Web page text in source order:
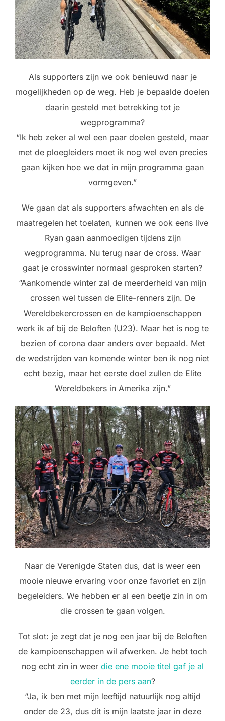
Als supporters zijn we ook benieuwd naar je
mogelijkheden op de weg. Heb je bepaalde doelen
daarin gesteld met betrekking tot je
wegprogramma?
“Ik heb zeker al wel een paar doelen gesteld, maar
met de ploegleiders moet ik nog wel even precies
gaan kijken hoe we dat in mijn programma gaan
vormgeven.”
We gaan dat als supporters afwachten en als de
maatregelen het toelaten, kunnen we ook eens live
Ryan gaan aanmoedigen tijdens zijn
wegprogramma. Nu terug naar de cross. Waar
gaat je crosswinter normaal gesproken starten?
“Aankomende winter zal de meerderheid van mijn
crossen wel tussen de Elite-renners zijn. De
Wereldbekercrossen en de kampioenschappen
werk ik af bij de Beloften (U23). Maar het is nog te
bezien of corona daar anders over bepaald. Met
de wedstrijden van komende winter ben ik nog niet
echt bezig, maar het eerste doel zullen de Elite
Wereldbekers in Amerika zijn.”
Naar de Verenigde Staten dus, dat is weer een
mooie nieuwe ervaring voor onze favoriet en zijn
begeleiders. We hebben er al een beetje zin in om
die crossen te gaan volgen.
Tot slot: je zegt dat je nog een jaar bij de Beloften
de kampioenschappen wil afwerken. Je hebt toch
nog echt zin in weer die ene mooie titel gaf je al
eerder in de pers aan?
“Ja, ik ben met mijn leeftijd natuurlijk nog altijd
onder de 23, dus dit is mijn laatste jaar in deze